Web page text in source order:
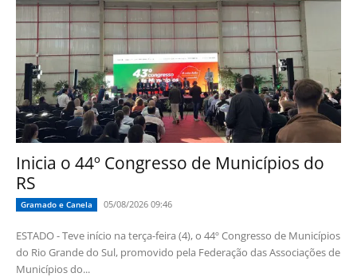
Inicia o 44º Congresso de Municípios do
RS
Gramado e Canela 05/08/2026 09:46
ESTADO - Teve início na terça-feira (4), o 44º Congresso de Municípios
do Rio Grande do Sul, promovido pela Federação das Associações de
Municípios do...